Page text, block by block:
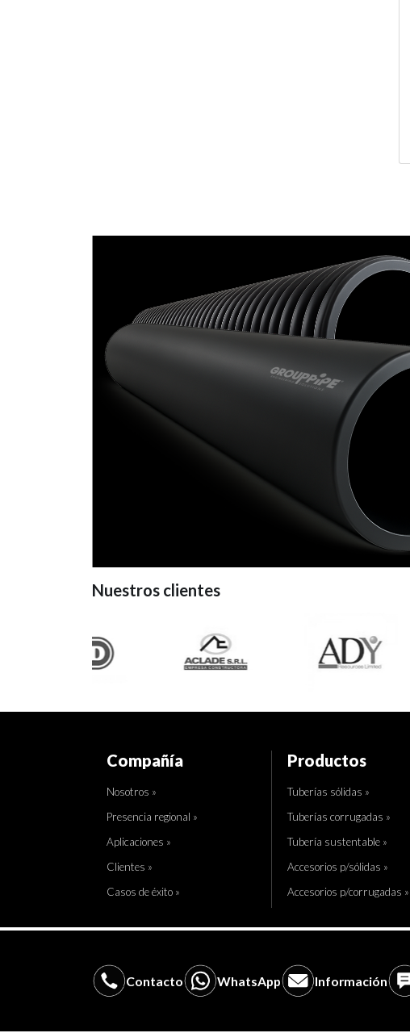
Nuestros clientes
Compañía
Nosotros »
Presencia regional »
Aplicaciones »
Clientes »
Casos de éxito »
Productos
Tuberías sólidas »
Tuberías corrugadas »
Tubería sustentable »
Accesorios p/sólidas »
Accesorios p/corrugadas »
Contacto WhatsApp Información